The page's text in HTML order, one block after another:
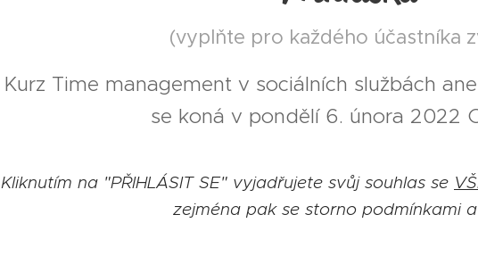
(vyplňte pro každého účastníka
Kurz Time management v sociálních službách
se koná v pondělí 6. února 2022
Kliknutím na "PŘIHLÁSIT SE" vyjadřujete svůj souhlas se
zejména pak se storno podmínkami